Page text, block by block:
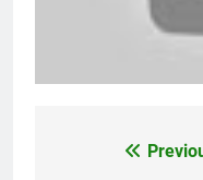
2 Years